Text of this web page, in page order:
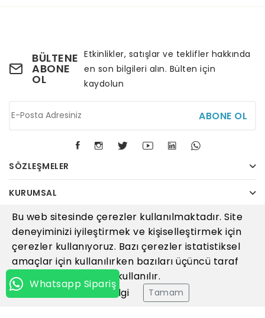
BÜLTENE
ABONE
OL
Etkinlikler, satışlar ve teklifler hakkında
en son bilgileri alın. Bülten için
kaydolun
ABONE OL
SÖZLEŞMELER
KURUMSAL
İLETIŞIM
© 2026Katkı DeryasıTüm Hakları Saklıdır
Bu web sitesinde çerezler kullanılmaktadır. Site
deneyiminizi iyileştirmek ve kişiselleştirmek için
çerezler kullanıyoruz. Bazı çerezler istatistiksel
amaçlar için kullanılırken bazıları üçüncü taraf
hizmetler tarafından kullanılır.
Daha fazla bilgi
Tamam
Whatsapp Sipariş